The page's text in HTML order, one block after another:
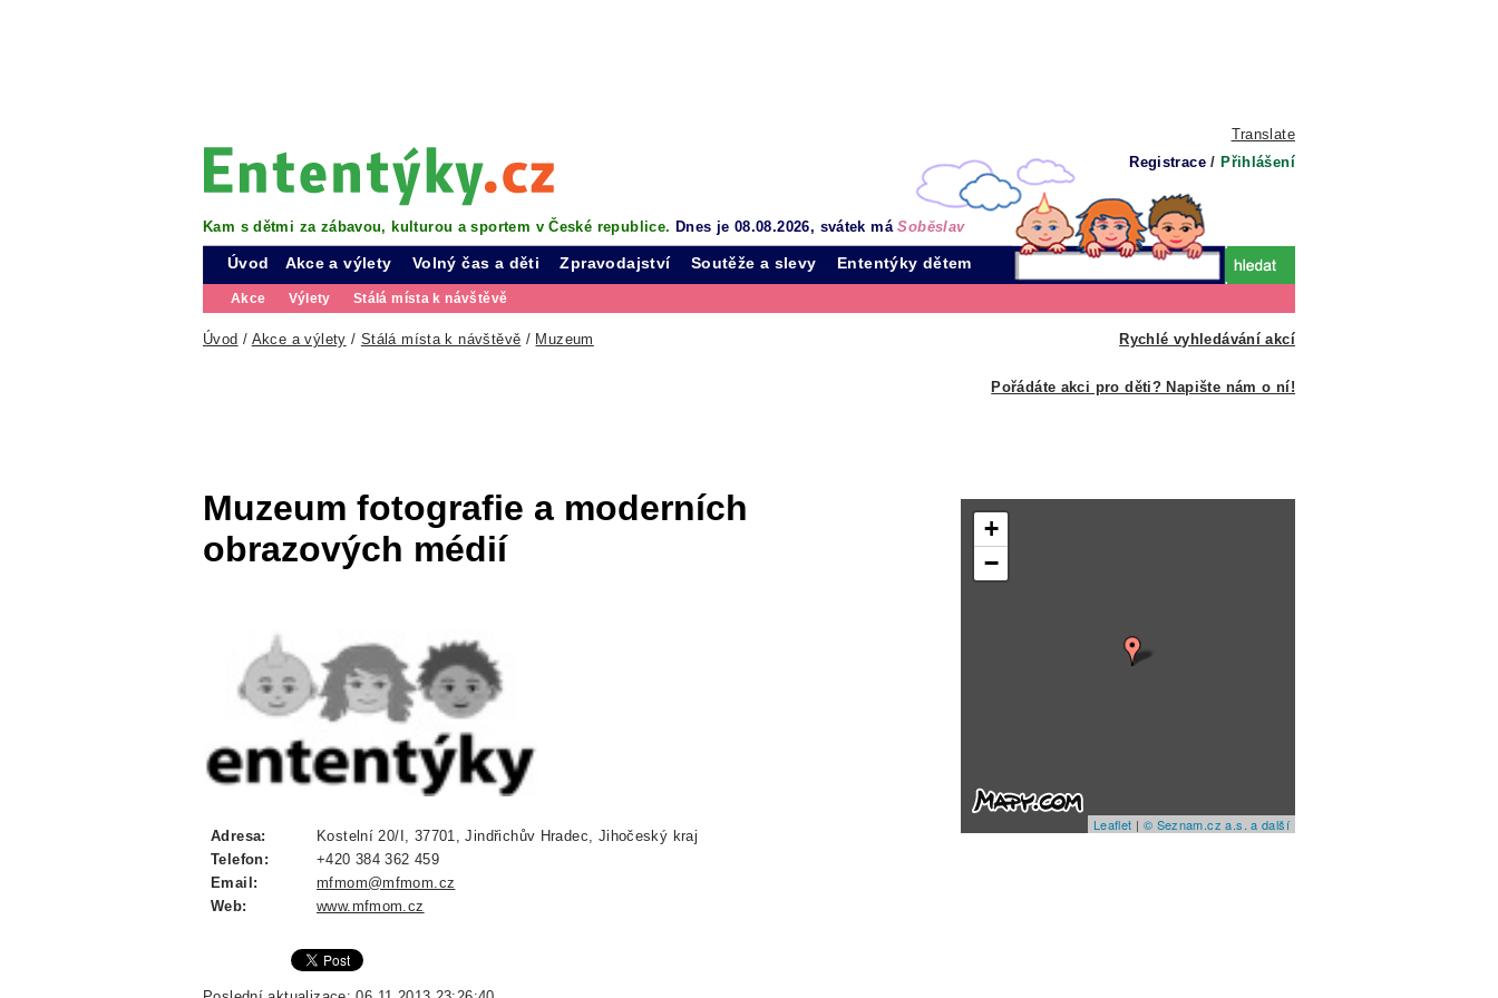
Translate
Registrace / Přihlášení
Kam s dětmi za zábavou, kulturou a sportem v České republice. Dnes je 08.08.2026, svátek máSoběslav
Úvod Akce a výlety
Akce Výlety Stálá místa k návštěvě
Volný čas a děti Zpravodajství Soutěže a slevy Ententýky dětem
Rychlé vyhledávání akcí
Úvod / Akce a výlety / Stálá místa k návštěvě / Muzeum
Pořádáte akci pro děti? Napište nám o ní!
Muzeum fotografie a moderních
obrazových médií
Adresa:
Kostelní 20/I, 37701, Jindřichův Hradec, Jihočeský kraj
Telefon:
+420 384 362 459
Email:
mfmom@mfmom.cz
Web:
www.mfmom.cz
+
−
Leaflet | © Seznam.cz a.s. a další